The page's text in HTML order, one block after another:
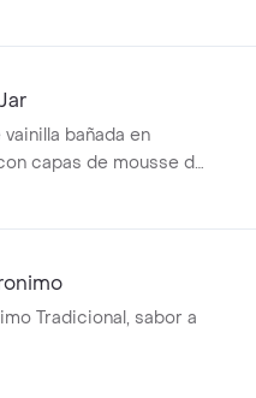
bañada en
capas de mousse de
Tradicional, sabor a